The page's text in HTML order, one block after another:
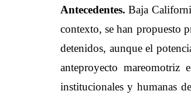
Antecedentes. Baja
contexto, se han propuesto
detenidos, aunque el
anteproyecto
institucionales y humanas